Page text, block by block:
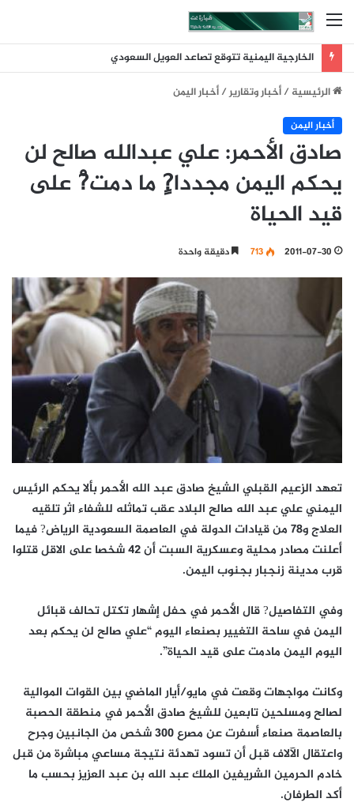
القائمة
الخارجية اليمنية تتوقع تصاعد العويل السعودي
الرئيسية/أخبار وتقارير/أخبار اليمن
أخبار اليمن
صادق الأحمر: علي عبدالله صالح لن
يحكم اليمن مجددا?ٍ ما دمت?ْ على
قيد الحياة
2011-07-30
713 دقيقة واحدة
تعهد الزعيم القبلي الشيخ صادق عبد الله الأحمر بألا يحكم الرئيس
اليمني علي عبد الله صالح البلاد عقب تماثله للشفاء اثر تلقيه
العلاج و78 من قيادات الدولة في العاصمة السعودية الرياض? فيما
أعلنت مصادر محلية وعسكرية السبت أن 42 شخصا على الاقل قتلوا
قرب مدينة زنجبار بجنوب اليمن.
وفي التفاصيل? قال الأحمر في حفل إشهار تكتل تحالف قبائل
اليمن في ساحة التغيير بصنعاء اليوم “علي صالح لن يحكم بعد
اليوم اليمن مادمت على قيد الحياة”.
وكانت مواجهات وقعت في مايو/أيار الماضي بين القوات الموالية
لصالح ومسلحين تابعين للشيخ صادق الأحمر في منطقة الحصبة
بالعاصمة صنعاء أسفرت عن مصرع 300 شخص من الجانبين وجرح
واعتقال الآلاف قبل أن تسود تهدئة نتيجة مساعي مباشرة من قبل
خادم الحرمين الشريفين الملك عبد الله بن عبد العزيز بحسب ما
أكد الطرفان.